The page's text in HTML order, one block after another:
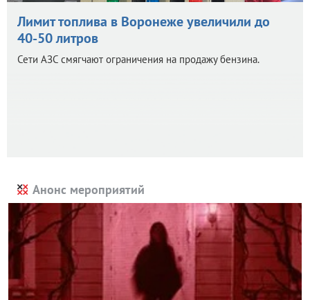
Лимит топлива в Воронеже увеличили до
40-50 литров
Сети АЗС смягчают ограничения на продажу бензина.
Анонс мероприятий